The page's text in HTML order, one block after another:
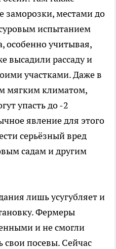
заморозки, местами до
испытанием
особенно учитывая,
высадили рассаду и
участками. Даже в
мягким климатом,
упасть до -2
явление для этого
серьёзный вред
садам и другим
лишь усугубляет и
Фермеры
и не смогли
посевы. Сейчас